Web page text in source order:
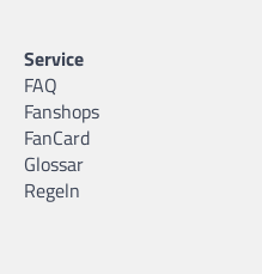
Service
FAQ
Fanshops
FanCard
Glossar
Regeln